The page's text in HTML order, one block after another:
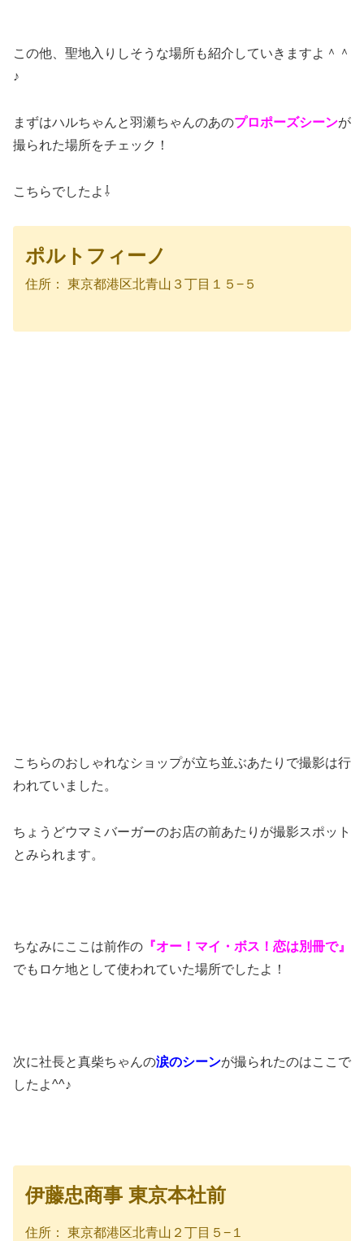
この他、聖地入りしそうな場所も紹介していきますよ＾＾
♪
まずはハルちゃんと羽瀬ちゃんのあのプロポーズシーンが
撮られた場所をチェック！
こちらでしたよ⇩
ポルトフィーノ
住所： 東京都港区北青山３丁目１５−５
こちらのおしゃれなショップが立ち並ぶあたりで撮影は行
われていました。
ちょうどウマミバーガーのお店の前あたりが撮影スポット
とみられます。
ちなみにここは前作の 『オー！マイ・ボス！恋は別冊で』
でもロケ地として使われていた場所でしたよ！
次に社長と真柴ちゃんの涙のシーンが撮られたのはここで
したよ^^♪
伊藤忠商事 東京本社前
住所： 東京都港区北青山２丁目５−１